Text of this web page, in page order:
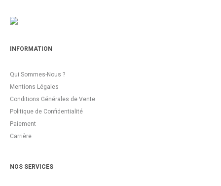
INFORMATION
Qui Sommes-Nous ?
Mentions Légales
Conditions Générales de Vente
Politique de Confidentialité
Paiement
Carrière
NOS SERVICES